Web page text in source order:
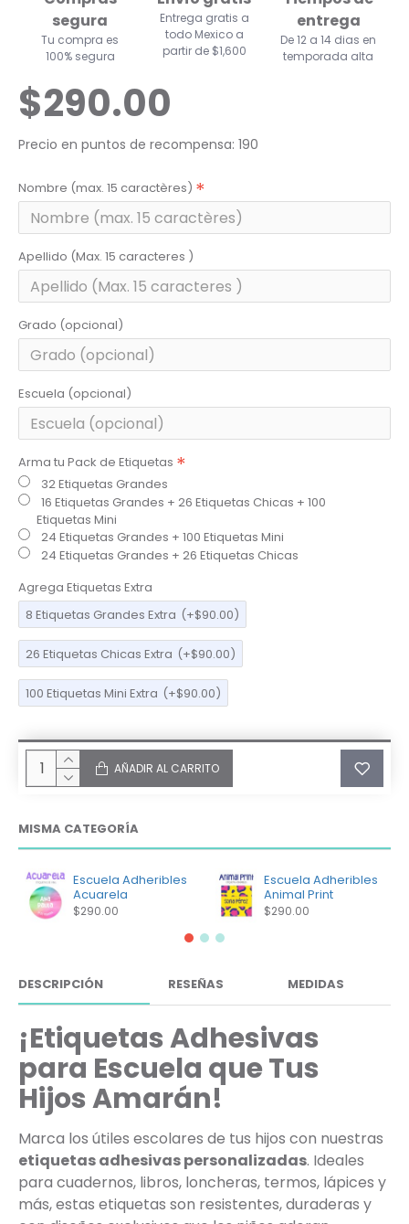
segura
Tu compra es
100% segura
Entrega gratis a
todo Mexico a
partir de $1,600
entrega
De 12 a 14 dias en
temporada alta
$290.00
Precio en puntos de recompensa: 190
Nombre (max. 15 caractères)
Apellido (Max. 15 caracteres )
Grado (opcional)
Escuela (opcional)
Arma tu Pack de Etiquetas
32 Etiquetas Grandes
16 Etiquetas Grandes + 26 Etiquetas Chicas + 100
Etiquetas Mini
24 Etiquetas Grandes + 100 Etiquetas Mini
24 Etiquetas Grandes + 26 Etiquetas Chicas
Agrega Etiquetas Extra
8 Etiquetas Grandes Extra (+$90.00)
26 Etiquetas Chicas Extra (+$90.00)
100 Etiquetas Mini Extra (+$90.00)
AÑADIR AL CARRITO
MISMA CATEGORÍA
Escuela Adheribles
Acuarela
$290.00
Escuela Adheribles
Animal Print
$290.00
DESCRIPCIÓN RESEÑAS MEDIDAS
¡Etiquetas Adhesivas
para Escuela que Tus
Hijos Amarán!
Marca los útiles escolares de tus hijos con nuestras
etiquetas adhesivas personalizadas. Ideales
para cuadernos, libros, loncheras, termos, lápices y
más, estas etiquetas son resistentes, duraderas y